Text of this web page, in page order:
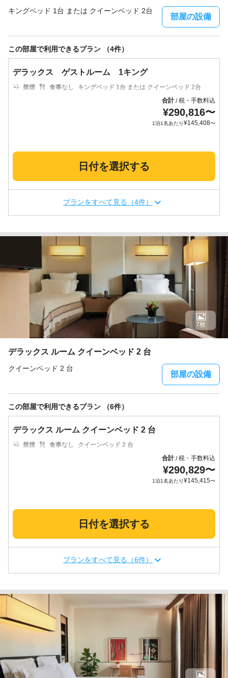
キングベッド 1台 または クイーンベッド 2台
部屋の設備
この部屋で利用できるプラン （4件）
デラックス ゲストルーム 1キング
禁煙 食事なし
キングベッド 1台 または クイーンベッド 2台
合計/税・手数料込
¥290,816〜
1泊1名あたり¥145,408〜
日付を選択する
プランをすべて見る（4件）
デラックス ルーム クイーンベッド 2 台
クイーンベッド 2 台
部屋の設備
7枚
この部屋で利用できるプラン （6件）
デラックス ルーム クイーンベッド 2 台
禁煙 食事なし
クイーンベッド 2 台
合計/税・手数料込
¥290,829〜
1泊1名あたり¥145,415〜
日付を選択する
プランをすべて見る（6件）